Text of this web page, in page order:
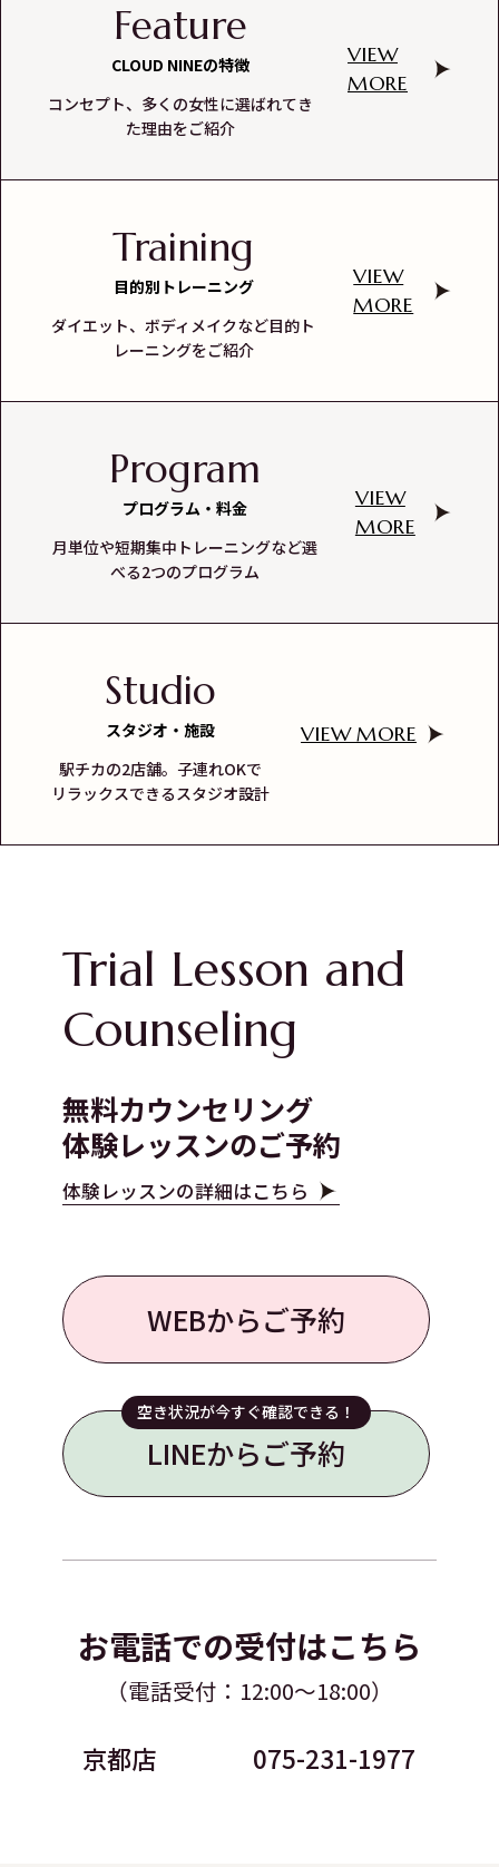
Feature
CLOUD NINEの特徴
コンセプト、多くの女性に選ばれてき
た理由をご紹介
VIEW
MORE
Training
目的別トレーニング
ダイエット、ボディメイクなど目的ト
レーニングをご紹介
VIEW
MORE
Program
プログラム・料金
月単位や短期集中トレーニングなど選
べる2つのプログラム
VIEW
MORE
Studio
スタジオ・施設
駅チカの2店舗。子連れOKで
リラックスできるスタジオ設計
VIEW MORE
Trial Lesson and
Counseling
無料カウンセリング
体験レッスンのご予約
体験レッスンの詳細はこちら
WEBからご予約
空き状況が今すぐ確認できる！
LINEからご予約
お電話での受付はこちら
（電話受付：12:00～18:00）
京都店 075-231-1977